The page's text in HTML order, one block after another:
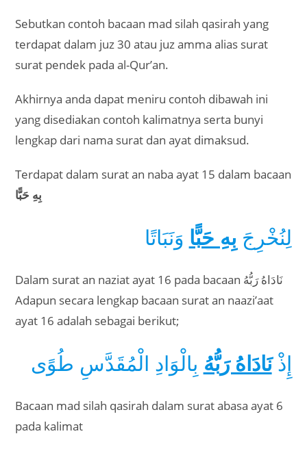
Sebutkan contoh bacaan mad silah qasirah yang
terdapat dalam juz 30 atau juz amma alias surat
surat pendek pada al-Qur’an.
Akhirnya anda dapat meniru contoh dibawah ini
yang disediakan contoh kalimatnya serta bunyi
lengkap dari nama surat dan ayat dimaksud.
Terdapat dalam surat an naba ayat 15 dalam bacaan
بِهِ حَبًّا
لِنُخْرِجَ بِهِ حَبًّا وَنَبَاتًا
Dalam surat an naziat ayat 16 pada bacaan نَادَاهُ رَبُّهُ
Adapun secara lengkap bacaan surat an naazi’aat
ayat 16 adalah sebagai berikut;
إِذْنَادَاهُ رَبُّهُ بِالْوَادِ الْمُقَدَّسِ طُوًى
Bacaan mad silah qasirah dalam surat abasa ayat 6
pada kalimat